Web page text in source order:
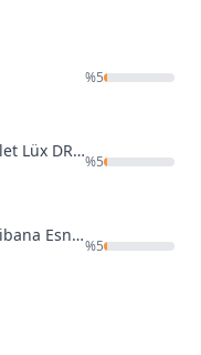
%5
Süper Rahat Bambu Erkek Atlet Lüx DRM 3900
%5
Özkan 0113 Erkek Pamuklu Ribana Esnek Yumuşak Kalın Askılı Atlet
%5